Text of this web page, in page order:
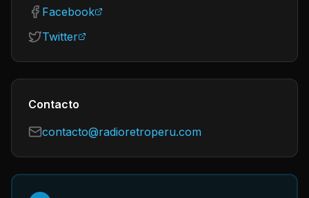
Facebook
Twitter
Contacto
contacto@radioretroperu.com